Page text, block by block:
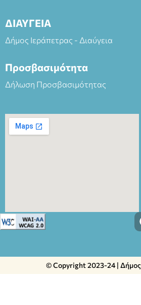
ΔΙΑΥΓΕΙΑ
Δήμος Ιεράπετρας - Διαύγεια
Προσβασιμότητα
Δήλωση Προσβασιμότητας
© Copyright 2023-24 | Δήμος